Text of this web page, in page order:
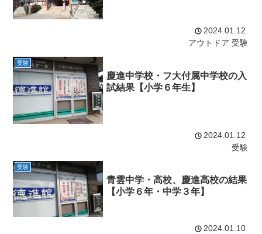
2024.01.12
アウトドア 受験
受験
慶進中学校・フ大付属中学校の入
試結果【小学６年生】
2024.01.12
受験
受験
青雲中学・高校、慶進高校の結果
【小学６年・中学３年】
2024.01.10